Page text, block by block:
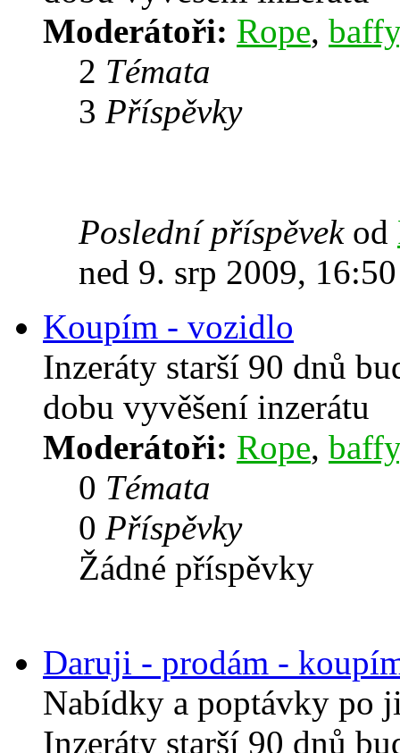
Moderátoři: Rope, baffy
2 Témata
3 Příspěvky
Poslední příspěvekod
ned 9. srp 2009, 16:50
Koupím - vozidlo
Inzeráty starší 90 dnů
dobu vyvěšení inzerátu
Moderátoři: Rope, baffy
0 Témata
0 Příspěvky
Žádné příspěvky
Daruji - prodám -
Nabídky a poptávky po
Inzeráty starší 90 dnů